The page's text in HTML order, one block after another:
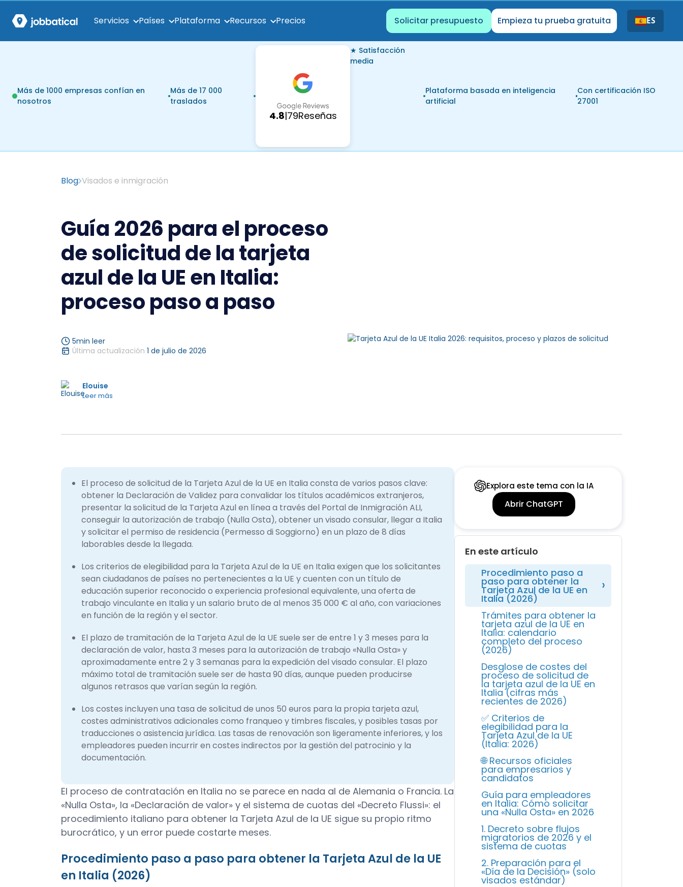
Servicios Países Plataforma Recursos Precios Solicitar presupuesto Empieza tu prueba gratuita ES
Más de 1000 empresas confían en
nosotros
Más de 17 000
traslados
4.8|79Reseñas
★ Satisfacción
media
Plataforma basada en inteligencia
artificial
Con certificación ISO
27001
Blog Visados e inmigración
Guía 2026 para el proceso
de solicitud de la tarjeta
azul de la UE en Italia:
proceso paso a paso
5min leer
Última actualización 1 de julio de 2026
Elouise
Leer más
El proceso de solicitud de la Tarjeta Azul de la UE en Italia consta de varios pasos clave:
obtener la Declaración de Validez para convalidar los títulos académicos extranjeros,
presentar la solicitud de la Tarjeta Azul en línea a través del Portal de Inmigración ALI,
conseguir la autorización de trabajo (Nulla Osta), obtener un visado consular, llegar a Italia
y solicitar el permiso de residencia (Permesso di Soggiorno) en un plazo de 8 días
laborables desde la llegada.​
Los criterios de elegibilidad para la Tarjeta Azul de la UE en Italia exigen que los solicitantes
sean ciudadanos de países no pertenecientes a la UE y cuenten con un título de
educación superior reconocido o experiencia profesional equivalente, una oferta de
trabajo vinculante en Italia y un salario bruto de al menos 35 000 € al año, con variaciones
en función de la región y el sector.​
El plazo de tramitación de la Tarjeta Azul de la UE suele ser de entre 1 y 3 meses para la
declaración de valor, hasta 3 meses para la autorización de trabajo «Nulla Osta» y
aproximadamente entre 2 y 3 semanas para la expedición del visado consular. El plazo
máximo total de tramitación suele ser de hasta 90 días, aunque pueden producirse
algunos retrasos que varían según la región.​
Los costes incluyen una tasa de solicitud de unos 50 euros para la propia tarjeta azul,
costes administrativos adicionales como franqueo y timbres fiscales, y posibles tasas por
traducciones o asistencia jurídica. Las tasas de renovación son ligeramente inferiores, y los
empleadores pueden incurrir en costes indirectos por la gestión del patrocinio y la
documentación.
El proceso de contratación en Italia no se parece en nada al de Alemania o Francia. La
«Nulla Osta», la «Declaración de valor» y el sistema de cuotas del «Decreto Flussi»: el
procedimiento italiano para obtener la Tarjeta Azul de la UE sigue su propio ritmo
burocrático, y un error puede costarte meses.
Procedimiento paso a paso para obtener la Tarjeta Azul de la UE
en Italia (2026)
Explora este tema con la IA
Abrir ChatGPT
En este artículo
Procedimiento paso a
paso para obtener la
Tarjeta Azul de la UE en
Italia (2026)
Trámites para obtener la
tarjeta azul de la UE en
Italia: calendario
completo del proceso
(2026)
Desglose de costes del
proceso de solicitud de
la tarjeta azul de la UE en
Italia (cifras más
recientes de 2026)
✅ Criterios de
elegibilidad para la
Tarjeta Azul de la UE
(Italia: 2026)
🌐 Recursos oficiales
para empresarios y
candidatos
Guía para empleadores
en Italia: Cómo solicitar
una «Nulla Osta» en 2026
1. Decreto sobre flujos
migratorios de 2026 y el
sistema de cuotas
2. Preparación para el
«Día de la Decisión» (solo
visados estándar)